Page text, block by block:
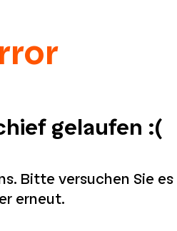
gelaufen :(
Bitte versuchen Sie es
erneut.